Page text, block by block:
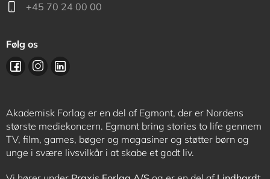
+45 70 24 00 00
Følg os
Akademisk Forlag er en del af Egmont, der er Nordens
største mediekoncern. Egmont bring stories to life gennem
TV, film, games, bøger og magasiner og støtter børn og
unge i svære livsvilkår i at skabe et godt liv.